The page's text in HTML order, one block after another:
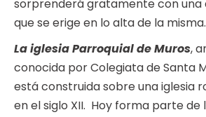
sorprenderá gratamente con una
que se erige en lo alta de la misma.
La iglesia Parroquial de Muros,
conocida por Colegiata de Santa
está construida sobre una iglesia
en el siglo XII. Hoy forma parte de